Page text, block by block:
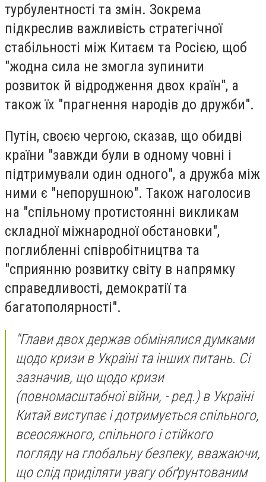
турбулентності та змін. Зокрема
підкреслив важливість стратегічної
стабільності між Китаєм та Росією, щоб
"жодна сила не змогла зупинити
розвиток й відродження двох країн", а
також їх "прагнення народів до дружби".
Путін, своєю чергою, сказав, що обидві
країни "завжди були в одному човні і
підтримували один одного", а дружба між
ними є "непорушною". Також наголосив
на "спільному протистоянні викликам
складної міжнародної обстановки",
поглибленні співробітництва та
"сприянню розвитку світу в напрямку
справедливості, демократії та
багатополярності".
"Глави двох держав обмінялися думками
щодо кризи в Україні та інших питань. Сі
зазначив, що щодо кризи
(повномасштабної війни, - ред.) в Україні
Китай виступає і дотримується спільного,
всеосяжного, спільного і стійкого
погляду на глобальну безпеку, вважаючи,
що слід приділяти увагу обґрунтованим